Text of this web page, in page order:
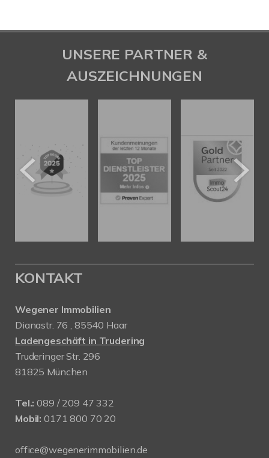
UNSERE PARTNER &
AUSZEICHNUNGEN
KONTAKT
Wegener Immobilien
Dianastr. 76 , 85540 Haar
Ladengeschäft in Trudering
Truderinger Str. 296
81825 München
Tel.: 089 / 209 47 332
Mobil: 0171 800 70 20
office@wegenerimmobilien.de